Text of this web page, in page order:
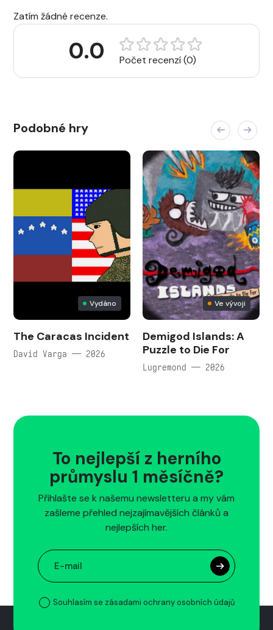
Zatím žádné recenze.
0.0 Počet recenzí (0)
Podobné hry
Vydáno
The Caracas Incident
David Varga — 2026
Ve vývoji
Demigod Islands: A
Puzzle to Die For
Lugremond — 2026
To nejlepší z herního
průmyslu 1 měsíčně?
Přihlašte se k našemu newsletteru a my vám
zašleme přehled nejzajímavějších článků a
nejlepších her.
Souhlasím se zásadami ochrany osobních údajů